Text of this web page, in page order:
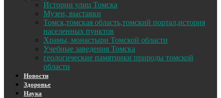
Истории улиц Томска
Музеи, выставки
Томск,томская область,томский портал,история
населенных пунктов
Храмы, монастыри Томской области
Учебные заведения Томска
геологические памятники природы томской
области
Новости
Здоровье
Наука